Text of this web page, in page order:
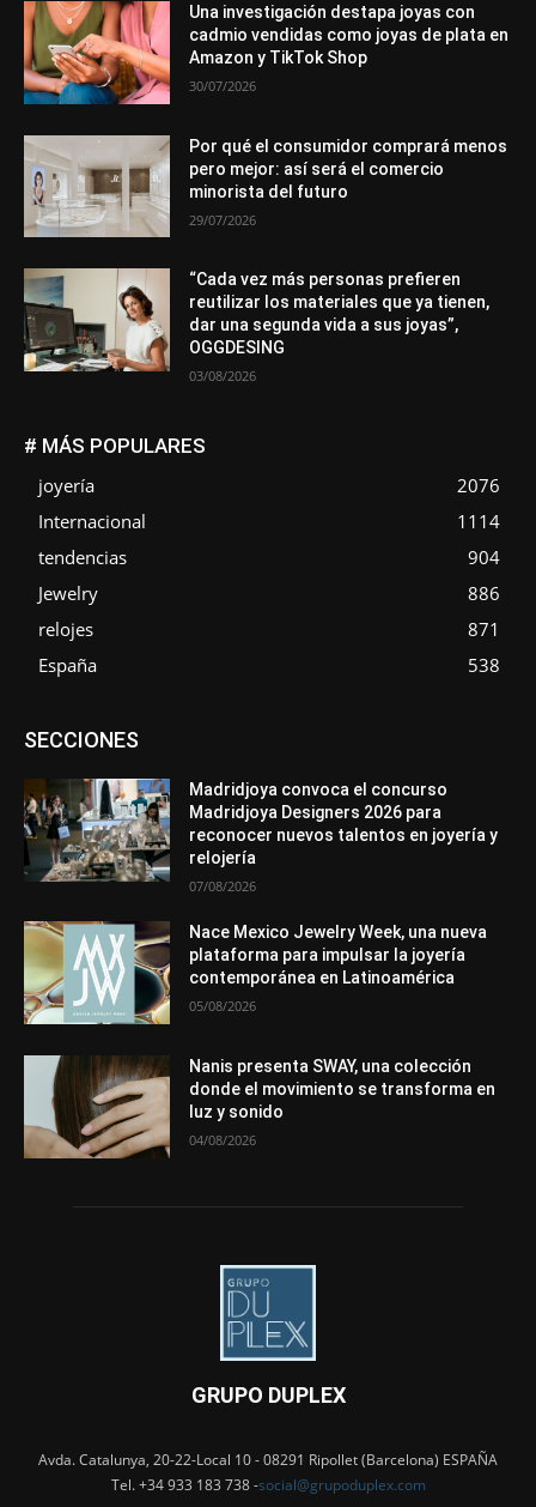
Una investigación destapa joyas con
cadmio vendidas como joyas de plata en
Amazon y TikTok Shop
30/07/2026
Por qué el consumidor comprará menos
pero mejor: así será el comercio
minorista del futuro
29/07/2026
“Cada vez más personas prefieren
reutilizar los materiales que ya tienen,
dar una segunda vida a sus joyas”,
OGGDESING
03/08/2026
# MÁS POPULARES
joyería
2076
Internacional
1114
tendencias
904
Jewelry
886
relojes
871
España
538
SECCIONESAsociaciones
Entrevistas
Mundo Técnico
Novedades Opiniones
Perspectiva
Premios
Secciones Sin categoría
Más
Madridjoya convoca el concurso
Madridjoya Designers 2026 para
reconocer nuevos talentos en joyería y
relojería
07/08/2026
Nace Mexico Jewelry Week, una nueva
plataforma para impulsar la joyería
contemporánea en Latinoamérica
05/08/2026
Nanis presenta SWAY, una colección
donde el movimiento se transforma en
luz y sonido
04/08/2026
GRUPO DUPLEX
Avda. Catalunya, 20-22-Local 10 - 08291 Ripollet (Barcelona) ESPAÑA
Tel. +34 933 183 738 -social@grupoduplex.com